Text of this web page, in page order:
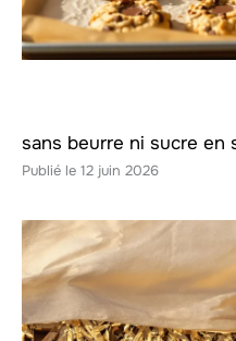
sans beurre ni sucre en
12 juin 2026